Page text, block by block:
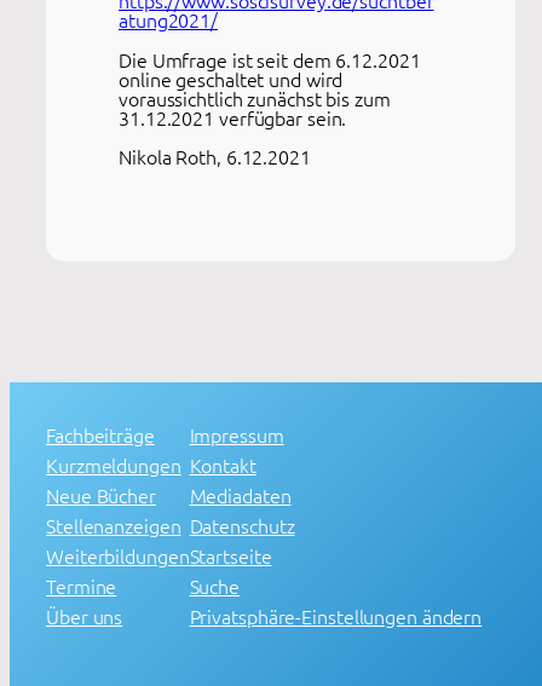
atung2021/
Die Umfrage ist seit dem 6.12.2021
online geschaltet und wird
voraussichtlich zunächst bis zum
31.12.2021 verfügbar sein.
Nikola Roth, 6.12.2021
Fachbeiträge
Kurzmeldungen
Neue Bücher
Stellenanzeigen
Weiterbildungen
Termine
Über uns
Impressum
Kontakt
Mediadaten
Datenschutz
Startseite
Suche
Privatsphäre-Einstellungen ändern